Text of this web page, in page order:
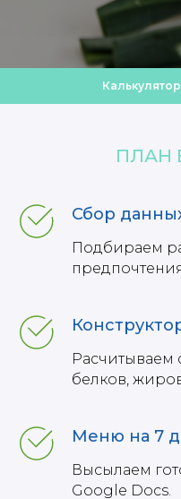
ПЛАН
Сбор
Подбираем
Расчитываем
белков,
Меню на 7
Высылаем
Google Docs.